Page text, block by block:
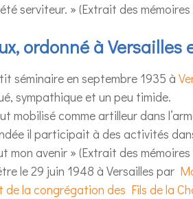
serviteur. » (Extrait des
ordonné à Versailles
séminaire en septembre 1935 à
sympathique et un peu timide.
mobilisé comme artilleur dans
il participait à des activités
mon avenir » (Extrait des
le 29 juin 1948 à Versailles par
de la congrégation des Fils de la